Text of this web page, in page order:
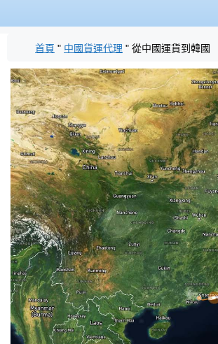
首頁 " 中國貨運代理 " 從中國運貨到韓國